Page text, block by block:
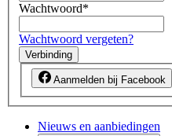
Wachtwoord*
Wachtwoord vergeten?
Verbinding
Aanmelden bij Facebook
Nieuws en aanbiedingen